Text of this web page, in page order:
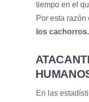
tiempo en el
Por esta razón
los cachorros.
En las